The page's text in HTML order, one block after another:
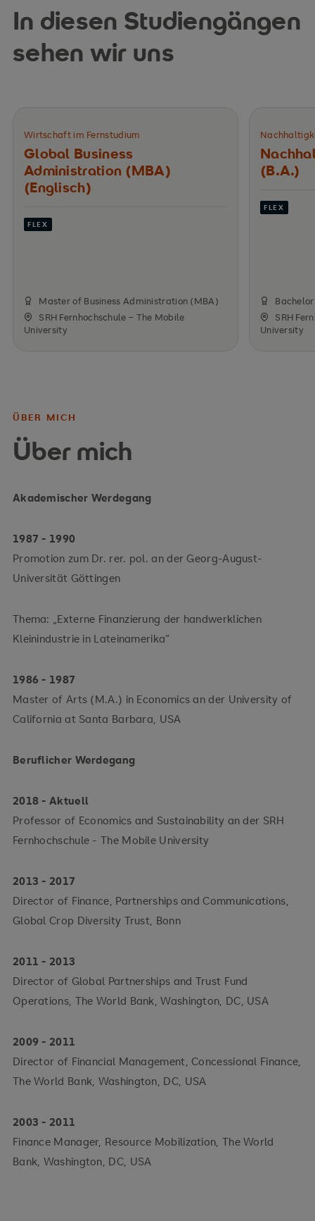
In diesen Studiengängen
sehen wir uns
Wirtschaft im Fernstudium
Global Business
Administration (MBA)
(Englisch)
FLEX
Master of Business Administration (MBA)
SRH Fernhochschule – The Mobile
University
(B.A.)
FLEX
SRH
University
ÜBER MICH
Über mich
Akademischer Werdegang
1987 - 1990
Promotion zum Dr. rer. pol. an der Georg-August-
Universität Göttingen
Thema: „Externe Finanzierung der handwerklichen
Kleinindustrie in Lateinamerika“
1986 - 1987
Master of Arts (M.A.) in Economics an der University of
California at Santa Barbara, USA
Beruflicher Werdegang
2018 - Aktuell
Professor of Economics and Sustainability an der SRH
Fernhochschule - The Mobile University
2013 - 2017
Director of Finance, Partnerships and Communications,
Global Crop Diversity Trust, Bonn
2011 - 2013
Director of Global Partnerships and Trust Fund
Operations, The World Bank, Washington, DC, USA
2009 - 2011
Director of Financial Management, Concessional Finance,
The World Bank, Washington, DC, USA
2003 - 2011
Finance Manager, Resource Mobilization, The World
Bank, Washington, DC, USA